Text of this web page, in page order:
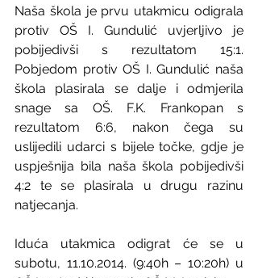
Naša škola je prvu utakmicu odigrala
protiv OŠ I. Gundulić uvjerljivo je
pobijedivši s rezultatom 15:1.
Pobjedom protiv OŠ I. Gundulić naša
škola plasirala se dalje i odmjerila
snage sa OŠ. F.K. Frankopan s
rezultatom 6:6, nakon čega su
uslijedili udarci s bijele točke, gdje je
uspješnija bila naša škola pobijedivši
4:2 te se plasirala u drugu razinu
natjecanja.
Iduća utakmica odigrat će se u
subotu, 11.10.2014. (9:40h – 10:20h) u